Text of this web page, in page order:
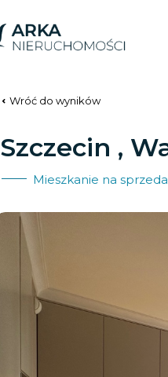
Wróć do wyników
Szczecin ,
Mieszkanie na